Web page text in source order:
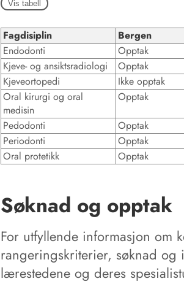
Vis tabell
Fagdisiplin Bergen
Endodonti
Opptak
Kjeve- og ansiktsradiologi
Opptak
Kjeveortopedi
Ikke opptak
Oral kirurgi og oral
medisin
Opptak
Pedodonti Opptak
Periodonti
Opptak
Oral protetikk
Opptak
Søknad og opptak
For utfyllende informasjon om
rangeringskriterier, søknad og
lærestedene og deres